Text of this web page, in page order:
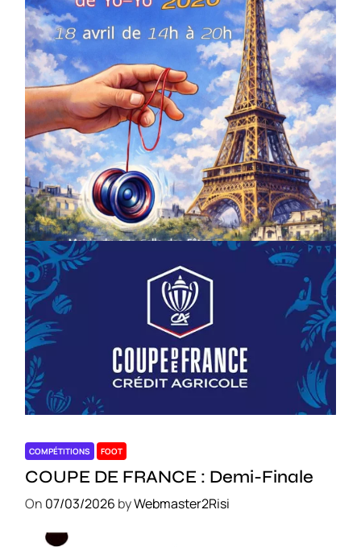
COMPÉTITIONS CULTURE EN FAMILLE JEUNESSE & SPORTS
Championnat de France de la FYYA
le 18 avril – Paris 14e
On18/03/2026byWebmaster2Risi
COMPÉTITIONS FOOT
COUPE DE FRANCE : Demi-Finale
On 07/03/2026 byWebmaster2Risi